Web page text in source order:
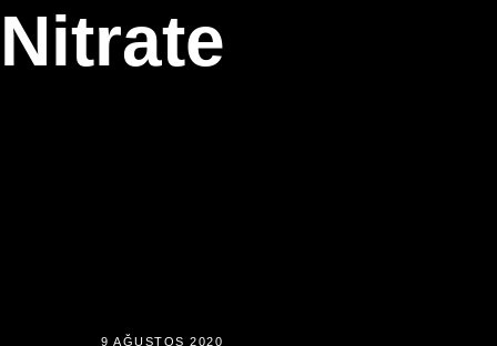
Nitrate
9 AĞUSTOS 2020